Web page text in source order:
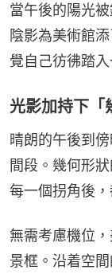
當午後的陽光
陰影為美術館
覺自己彷彿踏
光影加持下「
晴朗的午後到
間段。幾何形
每一個拐角後
無需考慮機位
景框。沿着空